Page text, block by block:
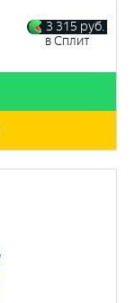
3 315 руб.
в Сплит